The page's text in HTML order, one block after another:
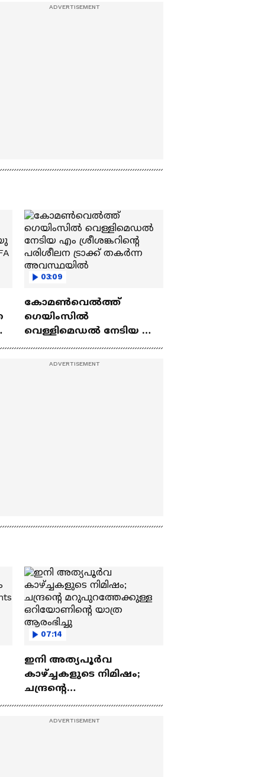
രക്ഷാപ്രവർത്തനത്തിനാ
03:09
കോമൺവെൽത്ത് ​
ഗെയിംസിൽ
വെള്ളിമെഡൽ നേടിയ എം
ശ്രീശങ്കറിന്റെ പരിശീലന
07:14
ഇനി അത്യപൂര്‍വ
കാഴ്ച്ചകളുടെ നിമിഷം;
ചന്ദ്രന്റെ